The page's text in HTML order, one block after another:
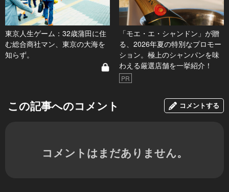
東京人生ゲーム：32歳蒲田に住
む総合商社マン、東京の大海を
知らず。
「モエ・エ・シャンドン」が贈
る、2026年夏の特別なプロモー
ション。極上のシャンパンを味
わえる厳選店舗を一挙紹介！
PR
この記事へのコメント コメントする
コメントはまだありません。